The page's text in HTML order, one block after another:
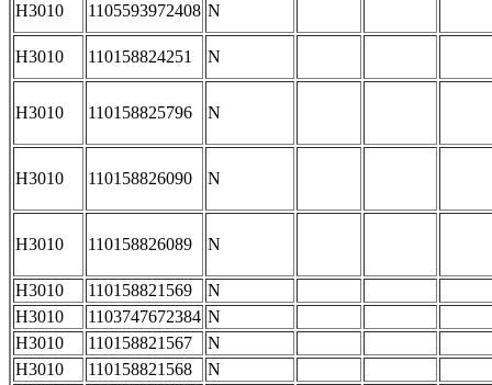
H3010 1105593972408 N
H3010 110158824251 N
H3010 110158825796 N
H3010 110158826090 N
H3010 110158826089 N
H3010 110158821569
N
H3010
1103747672384 N
H3010
110158821567
N
H3010
110158821568
N